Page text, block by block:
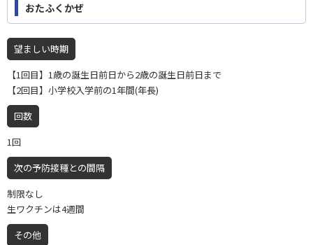
おたふくかぜ
望ましい時期
【1回目】1歳の誕生日前日から2歳の誕生日前日まで
【2回目】小学校入学前の1年間(年長)
回数
1回
次の予防接種との間隔
制限なし
生ワクチンは4週間
その他